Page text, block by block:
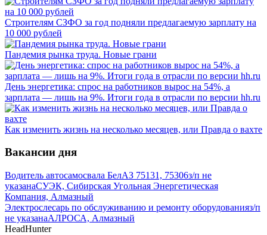
Строителям СЗФО за год подняли предлагаемую зарплату на
10 000 рублей
Пандемия рынка труда. Новые грани
День энергетика: спрос на работников вырос на 54%, а
зарплата — лишь на 9%. Итоги года в отрасли по версии hh.ru
Как изменить жизнь на несколько месяцев, или Правда о вахте
Вакансии дня
Водитель автосамосвала БелАЗ 75131, 75306з/п не
указанаСУЭК, Сибирская Угольная Энергетическая
Компания, Алмазный
Электрослесарь по обслуживанию и ремонту оборудованияз/п
не указанаАЛРОСА, Алмазный
HeadHunter